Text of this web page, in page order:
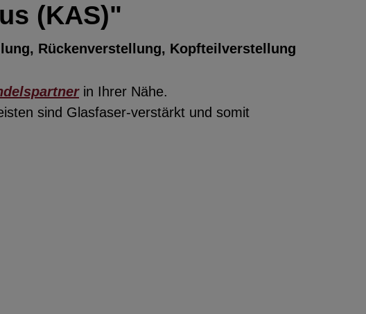
(KAS)"
Rückenverstellung, Kopfteilverstellung
in Ihrer Nähe.
sind Glasfaser-verstärkt und somit